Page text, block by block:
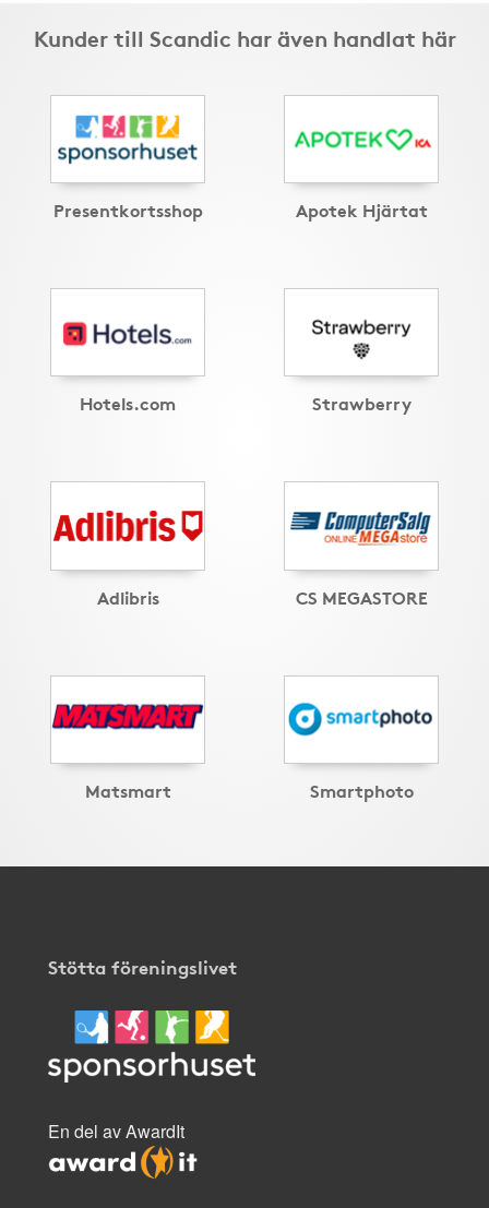
Kunder till Scandic har även handlat här
Presentkortsshop Apotek Hjärtat
Hotels.com Strawberry
Adlibris CS MEGASTORE
Matsmart Smartphoto
Stötta föreningslivet
En del av AwardIt